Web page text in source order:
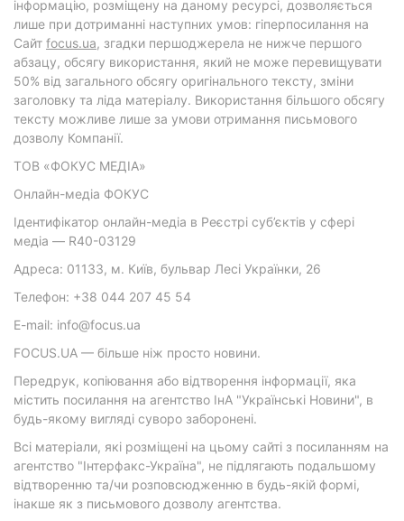
інформацію, розміщену на даному ресурсі, дозволяється
лише при дотриманні наступних умов: гіперпосилання на
Cайт focus.ua, згадки першоджерела не нижче першого
абзацу, обсягу використання, який не може перевищувати
50% від загального обсягу оригінального тексту, зміни
заголовку та ліда матеріалу. Використання більшого обсягу
тексту можливе лише за умови отримання письмового
дозволу Компанії.
ТОВ «ФОКУС МЕДІА»
Онлайн-медіа ФОКУС
Ідентифікатор онлайн-медіа в Реєстрі суб’єктів у сфері
медіа — R40-03129
Адреса: 01133, м. Київ, бульвар Лесі Українки, 26
Телефон: +38 044 207 45 54
E-mail: info@focus.ua
FOCUS.UA — більше ніж просто новини.
Передрук, копіювання або відтворення інформації, яка
містить посилання на агентство ІнА "Українські Новини", в
будь-якому вигляді суворо заборонені.
Всі матеріали, які розміщені на цьому сайті з посиланням на
агентство "Інтерфакс-Україна", не підлягають подальшому
відтворенню та/чи розповсюдженню в будь-якій формі,
інакше як з письмового дозволу агентства.